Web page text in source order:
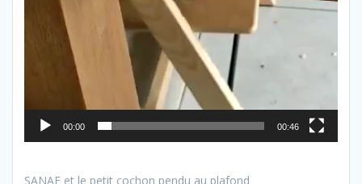
00:00 00:46
SANAE et le petit cochon pendu au plafond